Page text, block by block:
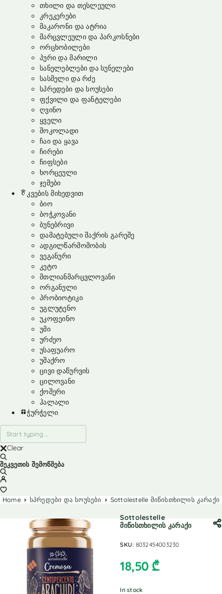
თხილი და თესლეული
კრეკერები
მაკარონი და ატრია
მარცვლეული და პარკოსნები
ორცხობილები
პური და მარილი
სანელებლები და სუნელები
სასმელი და რძე
სპრედები და სოუსები
ფქვილი და ფანტელები
ღვინო
ყველი
შოკოლადი
ჩაი და ყავა
ჩირები
ჩიფსები
ხორცეული
ჯემები
კვების მიხედვით
ბიო
ბოჭკოვანი
ბუნებრივი
დამატებული შაქრის გარეშე
ადგილწარმოშობის
ვეგანური
კეტო
მთლიანმარცვლოვანი
ორგანული
პრობიოტიკი
უგლუტენო
უკოფეინო
უმი
ურძეო
უსაფუარო
უშაქრო
ცივი დაწურვის
ცილოვანი
ქოშერი
ჰალალი
ჭურჭელი
Clear
შეკვეთის შემოწმება
Home სპრედები და სოუსები Sottolestelle მიწისთხილის კარაქი
Sottolestelle
მიწისთხილის კარაქი
SKU: 8032454003230
18,50 ₾
In stock